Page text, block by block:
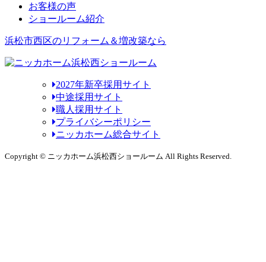
お客様の声
ショールーム紹介
浜松市西区のリフォーム＆増改築なら
2027年新卒採用サイト
中途採用サイト
職人採用サイト
プライバシーポリシー
ニッカホーム総合サイト
Copyright © ニッカホーム浜松西ショールーム All Rights Reserved.